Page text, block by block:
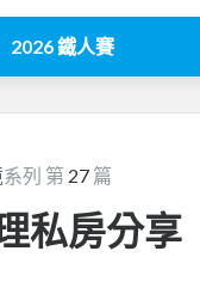
2026 鐵人賽
系列 第 27 篇
私房分享